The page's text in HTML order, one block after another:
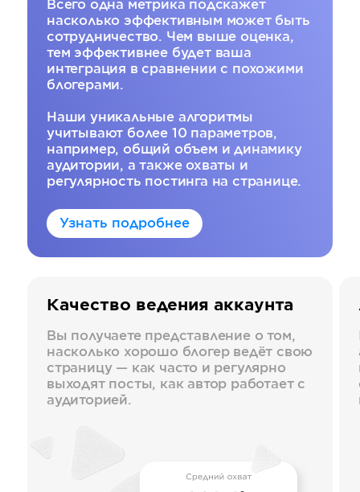
Всего одна метрика подскажет
насколько эффективным может быть
сотрудничество. Чем выше оценка,
тем эффективнее будет ваша
интеграция в сравнении с похожими
блогерами.
Наши уникальные алгоритмы
учитывают более 10 параметров,
например, общий объем и динамику
аудитории, а также охваты и
регулярность постинга на странице.
Узнать подробнее
Качество ведения аккаунта
Вы получаете представление о том,
насколько хорошо блогер ведёт свою
страницу — как часто и регулярно
выходят посты, как автор работает с
аудиторией.